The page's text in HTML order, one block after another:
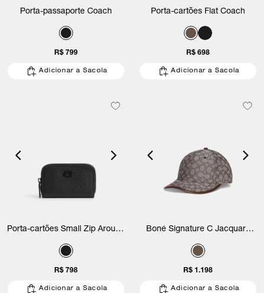
Porta-passaporte Coach
R$ 799
Adicionar a Sacola
Porta-cartões Flat Coach
R$ 698
Adicionar a Sacola
Porta-cartões Small Zip Around
R$ 798
Adicionar a Sacola
Boné Signature C Jacquard
R$ 1.198
Adicionar a Sacola